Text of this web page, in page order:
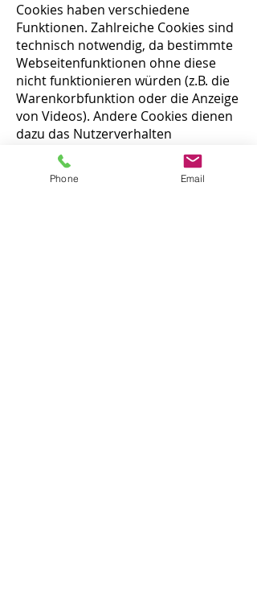
Cookies haben verschiedene
Funktionen. Zahlreiche Cookies sind
technisch notwendig, da bestimmte
Webseitenfunktionen ohne diese
nicht funktionieren würden (z.B. die
Warenkorbfunktion oder die Anzeige
von Videos). Andere Cookies dienen
dazu das Nutzerverhalten
auszuwerten oder Werbung
anzuzeigen.
Phone Email